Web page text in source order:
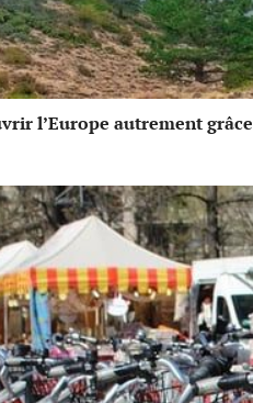
l’Europe autrement